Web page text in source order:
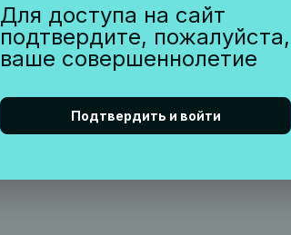
гроздьями и направляют на
дрожжевом осадке.
белого персика, спелых яблок и
из жирной рыбы и твердых и
Для доступа на сайт
подтвердите, пожалуйста,
ваше совершеннолетие
Подтвердить и войти